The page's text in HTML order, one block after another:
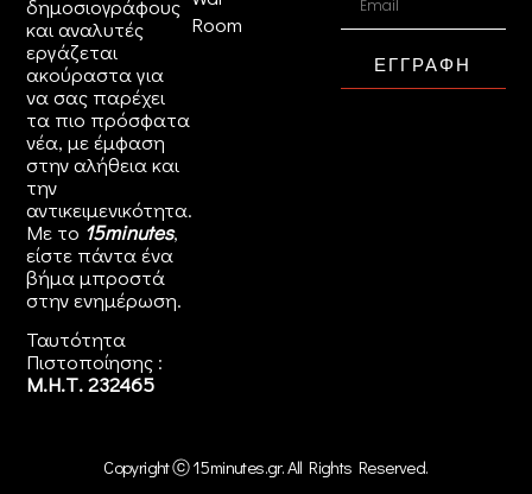
δημοσιογράφους
και αναλυτές
εργάζεται
ακούραστα για
να σας παρέχει
τα πιο πρόσφατα
νέα, με έμφαση
στην αλήθεια και
την
αντικειμενικότητα.
Με το 15minutes,
είστε πάντα ένα
βήμα μπροστά
στηνενημέρωση.
Ταυτότητα
Πιστοποίησης :
Μ.Η.Τ. 232465
Room
ΕΓΓΡΑΦΗ
Copyright ⓒ 15minutes.gr. All Rights Reserved.